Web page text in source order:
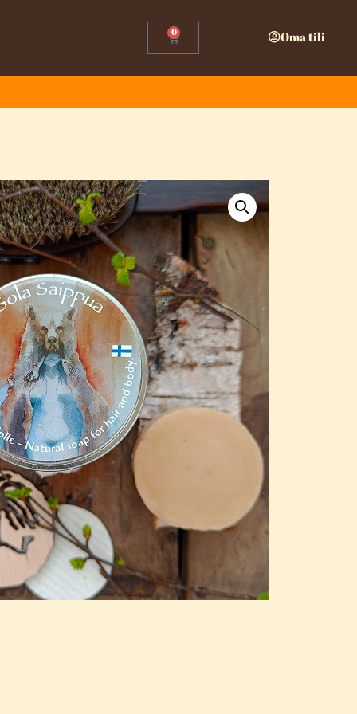
0 Oma tili